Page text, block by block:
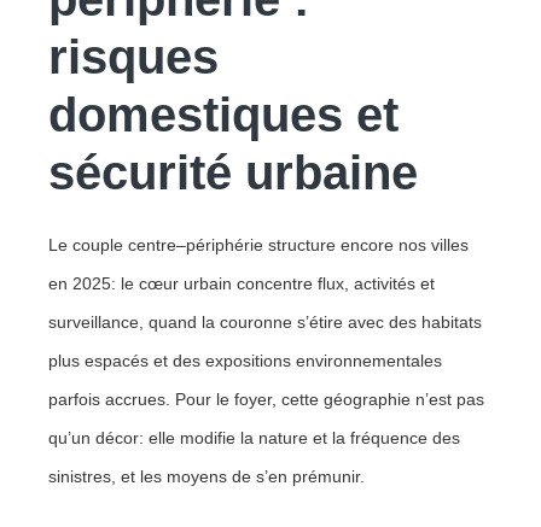
risques
domestiques et
sécurité urbaine
Le couple centre–périphérie structure encore nos villes
en 2025: le cœur urbain concentre flux, activités et
surveillance, quand la couronne s’étire avec des habitats
plus espacés et des expositions environnementales
parfois accrues. Pour le foyer, cette géographie n’est pas
qu’un décor: elle modifie la nature et la fréquence des
sinistres, et les moyens de s’en prémunir.